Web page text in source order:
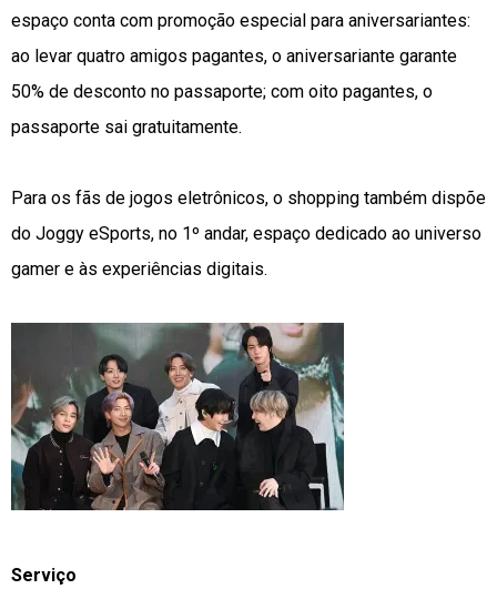
espaço conta com promoção especial para aniversariantes:
ao levar quatro amigos pagantes, o aniversariante garante
50% de desconto no passaporte; com oito pagantes, o
passaporte sai gratuitamente.
Para os fãs de jogos eletrônicos, o shopping também dispõe
do Joggy eSports, no 1º andar, espaço dedicado ao universo
gamer e às experiências digitais.
Serviço